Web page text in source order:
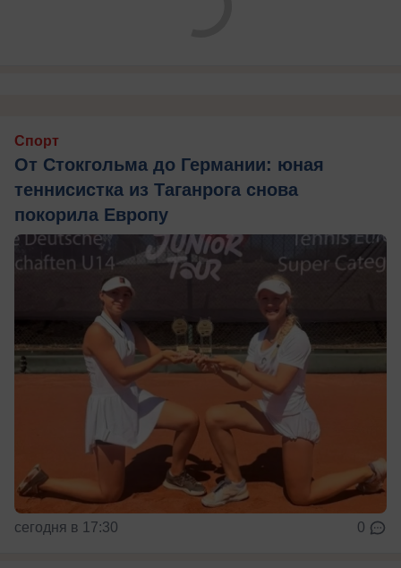
Спорт
От Стокгольма до Германии: юная
теннисистка из Таганрога снова
покорила Европу
сегодня в 17:30 0